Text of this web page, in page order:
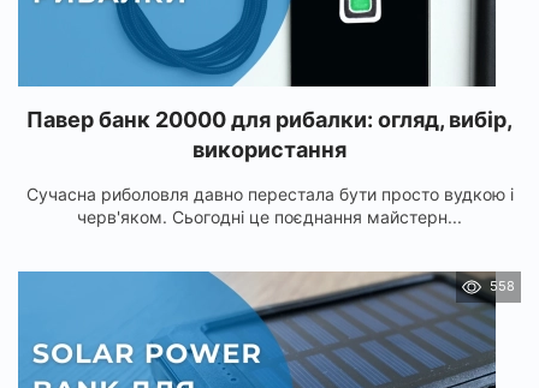
Павер банк 20000 для рибалки: огляд, вибір,
використання
Сучасна риболовля давно перестала бути просто вудкою і
черв'яком. Сьогодні це поєднання майстерн...
558